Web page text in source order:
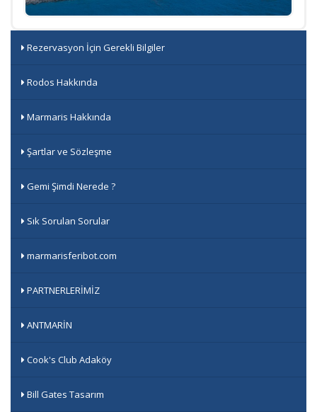
Rezervasyon İçin Gerekli Bilgiler
Rodos Hakkında
Marmaris Hakkında
Şartlar ve Sözleşme
Gemi Şimdi Nerede ?
Sık Sorulan Sorular
marmarisferibot.com
PARTNERLERİMİZ
ANTMARİN
Cook's Club Adaköy
Bill Gates Tasarım